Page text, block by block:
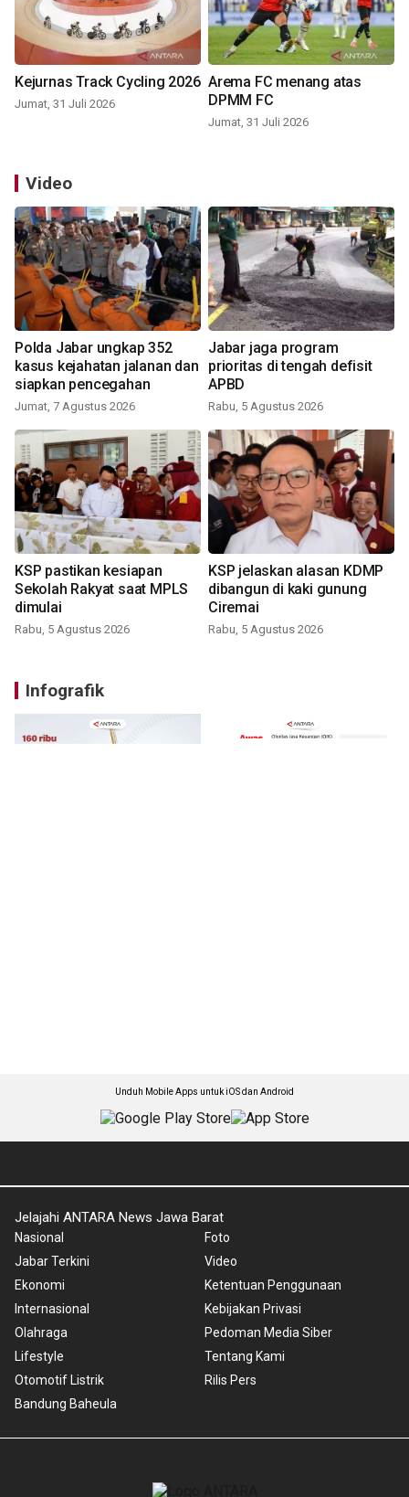
Kejurnas Track Cycling 2026
Jumat, 31 Juli 2026
Arema FC menang atas
DPMM FC
Jumat, 31 Juli 2026
Video
Polda Jabar ungkap 352
kasus kejahatan jalanan dan
siapkan pencegahan
Jumat, 7 Agustus 2026
Jabar jaga program
prioritas di tengah defisit
APBD
Rabu, 5 Agustus 2026
KSP pastikan kesiapan
Sekolah Rakyat saat MPLS
dimulai
Rabu, 5 Agustus 2026
KSP jelaskan alasan KDMP
dibangun di kaki gunung
Ciremai
Rabu, 5 Agustus 2026
Infografik
Unduh Mobile Apps untuk iOS dan Android
Jelajahi ANTARA News Jawa Barat
Nasional
Jabar Terkini
Ekonomi
Internasional
Olahraga
Lifestyle
Otomotif Listrik
Bandung Baheula
Foto
Video
Ketentuan Penggunaan
Kebijakan Privasi
Pedoman Media Siber
Tentang Kami
Rilis Pers